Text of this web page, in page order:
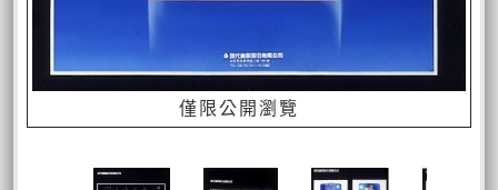
僅限公開瀏覽